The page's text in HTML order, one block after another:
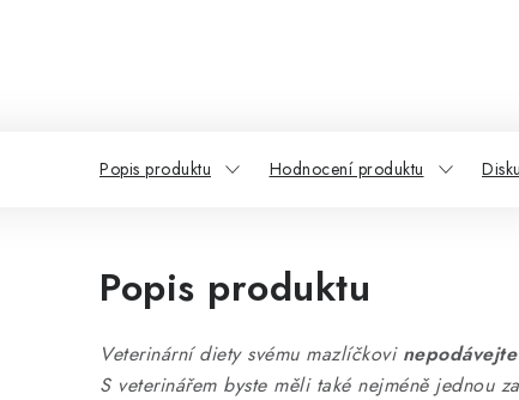
Popis produktu Hodnocení produktu
Popis produktu
Veterinární diety svému mazlíčkovi
S veterinářem byste měli také nejméně jednou